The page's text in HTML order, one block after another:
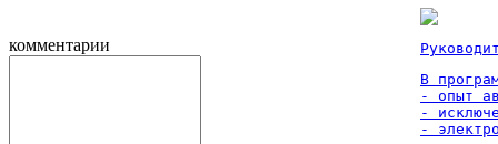
комментарии
В
- опыт
-
-